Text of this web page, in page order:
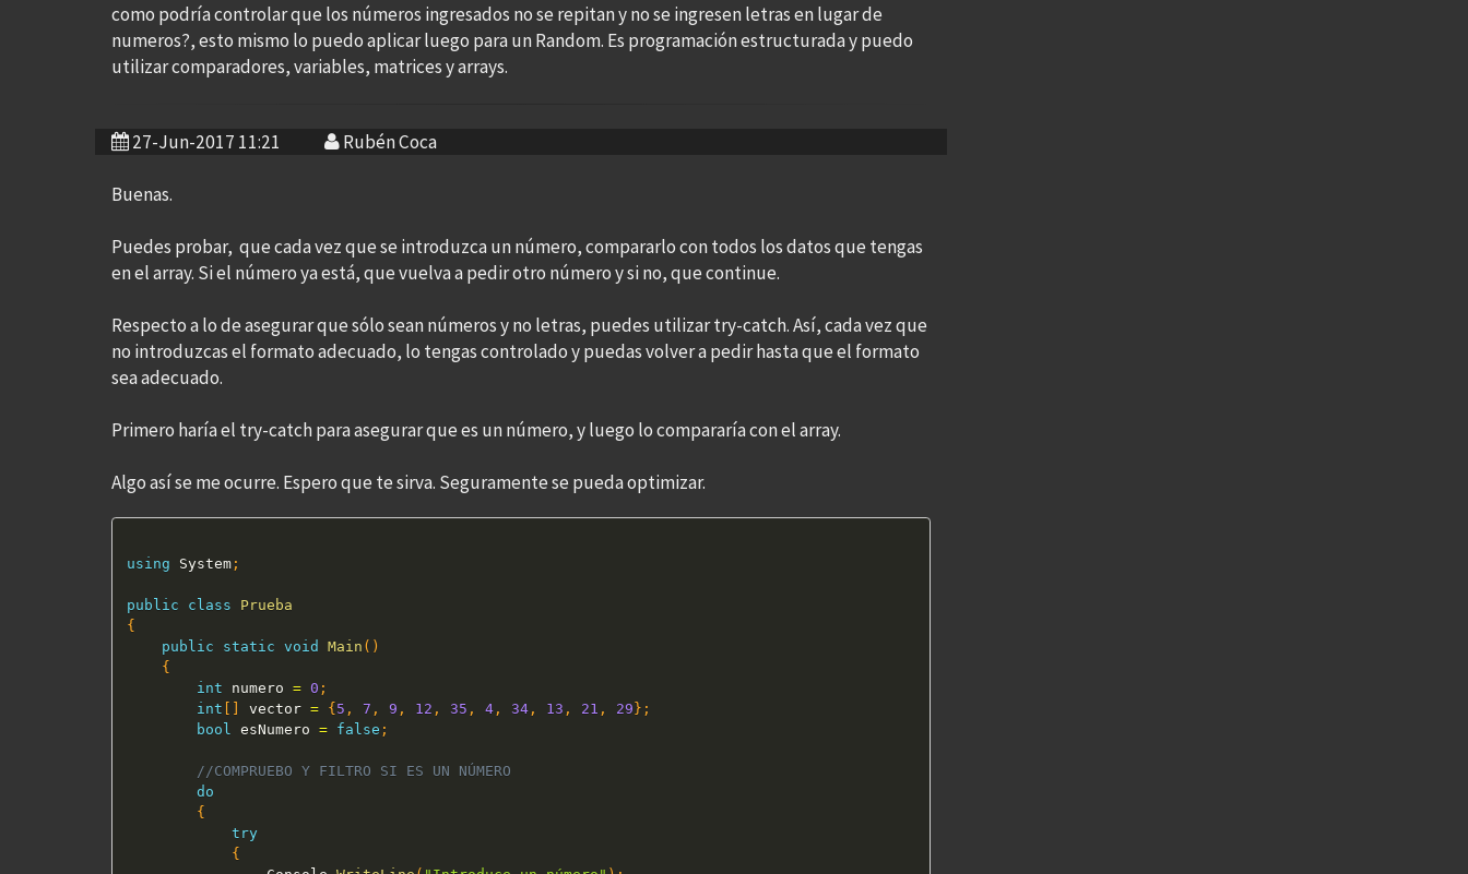
como podría controlar que los números ingresados no se repitan y no se ingresen letras en lugar de
numeros?, esto mismo lo puedo aplicar luego para un Random. Es programación estructurada y puedo
utilizar comparadores, variables, matrices y arrays.
27-Jun-2017 11:21 Rubén Coca
Buenas.
Puedes probar, que cada vez que se introduzca un número, compararlo con todos los datos que tengas
en el array. Si el número ya está, que vuelva a pedir otro número y si no, que continue.
Respecto a lo de asegurar que sólo sean números y no letras, puedes utilizar try-catch. Así, cada vez que
no introduzcas el formato adecuado, lo tengas controlado y puedas volver a pedir hasta que el formato
sea adecuado.
Primero haría el try-catch para asegurar que es un número, y luego lo compararía con el array.
Algo así se me ocurre. Espero que te sirva. Seguramente se pueda optimizar.
using System ;
public class
Prueba
{
public
static void Main ( )
{
int numero = 0 ;
int [ ] vector = {5 , 7 , 9 , 12 , 35 , 4 , 34 , 13 , 21 , 29} ;
bool
esNumero = false ;
//COMPRUEBO Y FILTRO SI ES UN NÚMERO
do
{
try
{